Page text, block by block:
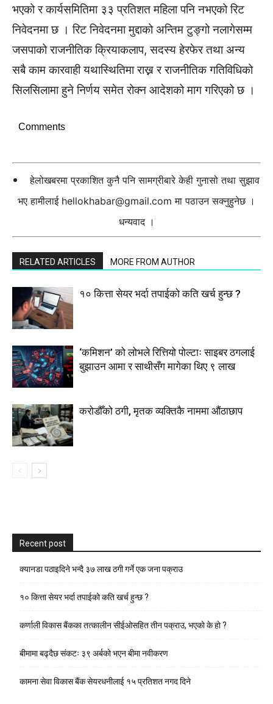
भएको र कार्यसमितिमा ३३ प्रतिशत महिला पनि नभएको रिट
निवेदनमा छ । रिट निवेदनमा मुद्दाको अन्तिम टुङ्गो नलागेसम्म
जसपाको राजनीतिक क्रियाकलाप, सदस्य हेरफेर तथा अन्य
सबै काम कारवाही यथास्थितिमा राख्न र राजनीतिक गतिविधिको
सिलसिलामा हुने निर्णय समेत रोक्न आदेशको माग गरिएको छ ।
Comments
हेलोखबरमा प्रकाशित कुनै पनि सामग्रीबारे केही गुनासो तथा सुझाव
भए हामीलाई hellokhabar@gmail.com मा पठाउन सक्नुहुनेछ ।
धन्यवाद ।
RELATED ARTICLES MORE FROM AUTHOR
१० कित्ता सेयर भर्दा तपाईको कति खर्च हुन्छ ?
‘कमिशन’ को लोभले रित्तियो पोल्टाः साइबर ठगलाई
बुझाउन आमा र साथीसँग मागेका थिए ९ लाख
करोडौँको ठगी, मृतक व्यक्तिकै नाममा औंठाछाप
Recent post
क्यानडा पठाइदिने भन्दै ३७ लाख ठगी गर्ने एक जना पक्राउ
१० कित्ता सेयर भर्दा तपाईको कति खर्च हुन्छ ?
कर्णाली विकास बैंकका तत्कालीन सीईओसहित तीन पक्राउ, भएकाे के हाे ?
बीमामा बढ्दैछ संकटः ३९ अर्बको भएन बीमा नवीकरण
कामना सेवा विकास बैंक सेयरधनीलाई १५ प्रतिशत नगद दिने